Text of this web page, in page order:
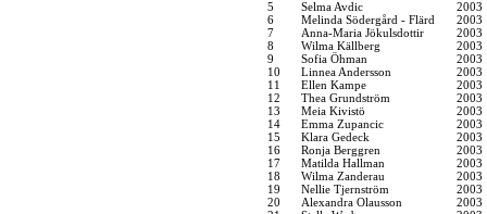
5
Selma Avdic
2003
6
Melinda Södergård - Flärd
2003
7
Anna-Maria Jökulsdottir
2003
8
Wilma Källberg
2003
9
Sofia Öhman
2003
10
Linnea Andersson
2003
11
Ellen Kampe
2003
12
Thea Grundström
2003
13
Meia Kivistö
2003
14
Emma Zupancic
2003
15
Klara Gedeck
2003
16
Ronja Berggren
2003
17
Matilda Hallman
2003
18
Wilma Zanderau
2003
19
Nellie Tjernström
2003
20
Alexandra Olausson
2003